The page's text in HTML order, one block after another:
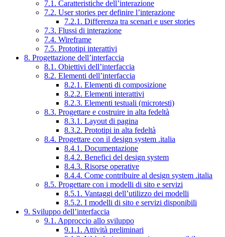
7.1. Caratteristiche dell’interazione
7.2. User stories per definire l’interazione
7.2.1. Differenza tra scenari e user stories
7.3. Flussi di interazione
7.4. Wireframe
7.5. Prototipi interattivi
8. Progettazione dell’interfaccia
8.1. Obiettivi dell’interfaccia
8.2. Elementi dell’interfaccia
8.2.1. Elementi di composizione
8.2.2. Elementi interattivi
8.2.3. Elementi testuali (microtesti)
8.3. Progettare e costruire in alta fedeltà
8.3.1. Layout di pagina
8.3.2. Prototipi in alta fedeltà
8.4. Progettare con il design system .italia
8.4.1. Documentazione
8.4.2. Benefici del design system
8.4.3. Risorse operative
8.4.4. Come contribuire al design system .italia
8.5. Progettare con i modelli di sito e servizi
8.5.1. Vantaggi dell’utilizzo dei modelli
8.5.2. I modelli di sito e servizi disponibili
9. Sviluppo dell’interfaccia
9.1. Approccio allo sviluppo
9.1.1. Attività preliminari